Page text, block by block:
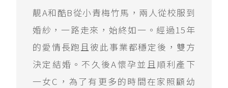
靚A和酷B從小青梅竹馬，兩人從校服到
婚紗，一路走來，始終如一。經過15年
的愛情長跑且彼此事業都穩定後，雙方
決定結婚。不久後A懷孕並且順利產下
一女C，為了有更多的時間在家照顧幼